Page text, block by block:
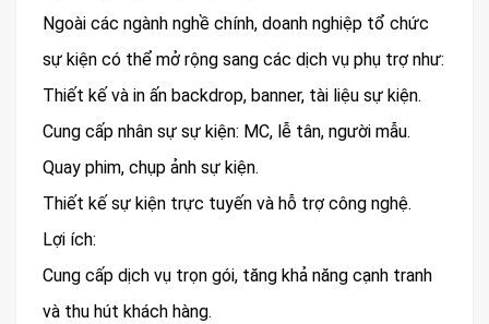
Ngoài các ngành nghề chính, doanh nghiệp tổ chức
sự kiện có thể mở rộng sang các dịch vụ phụ trợ như:
Thiết kế và in ấn backdrop, banner, tài liệu sự kiện.
Cung cấp nhân sự sự kiện: MC, lễ tân, người mẫu.
Quay phim, chụp ảnh sự kiện.
Thiết kế sự kiện trực tuyến và hỗ trợ công nghệ.
Lợi ích:
Cung cấp dịch vụ trọn gói, tăng khả năng cạnh tranh
và thu hút khách hàng.